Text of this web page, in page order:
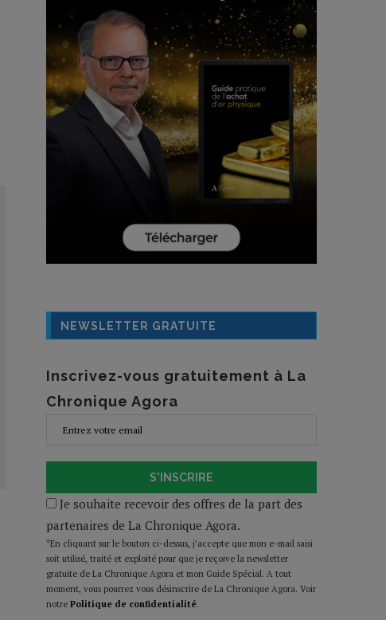
NEWSLETTER GRATUITE
Inscrivez-vous gratuitement à La
Chronique Agora
S'INSCRIRE
Je souhaite recevoir des offres de la part des
partenaires de La Chronique Agora.
*En cliquant sur le bouton ci-dessus, j’accepte que mon e-mail saisi
soit utilisé, traité et exploité pour que je reçoive la newsletter
gratuite de La Chronique Agora et mon Guide Spécial. A tout
moment, vous pourrez vous désinscrire de La Chronique Agora. Voir
notre Politique de confidentialité.